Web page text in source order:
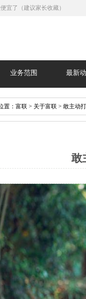
宜了（建议家长收藏）
业务范围 最新
置： 富联 > 关于富联 > 敢主动
敢